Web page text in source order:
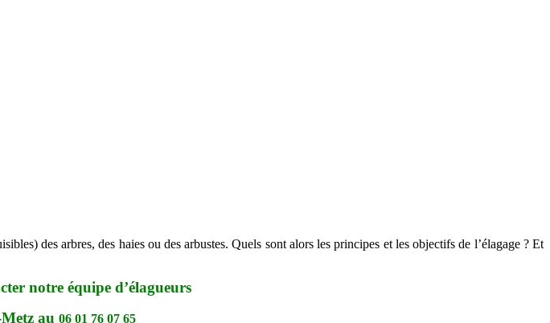
des arbres, des haies ou des arbustes. Quels sont alors les principes et les objectifs de l’élagage ? Et
notre équipe d’élagueurs
au 06 01 76 07 65